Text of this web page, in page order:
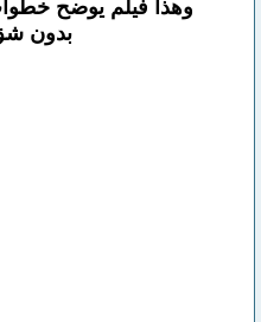
وهذا فيلم يوضح
بدون